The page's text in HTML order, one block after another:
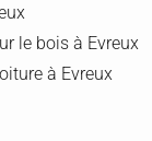
le bois à Evreux
à Evreux